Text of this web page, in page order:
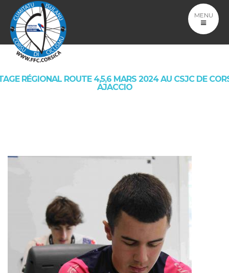
MENU
RÉGIONAL ROUTE 4,5,6 MARS 2024 AU CSJC DE
AJACCIO